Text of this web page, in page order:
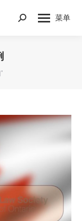
菜单
Search: